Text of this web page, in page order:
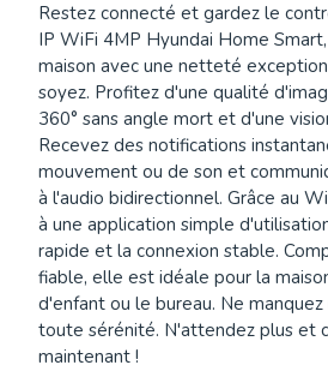
Restez connecté et gardez le
IP WiFi 4MP Hyundai Home
maison avec une netteté
soyez. Profitez d'une qualité
360° sans angle mort et d'une
Recevez des notifications
mouvement ou de son et
à l'audio bidirectionnel. Grâce au
à une application simple
rapide et la connexion stable.
fiable, elle est idéale pour la
d'enfant ou le bureau. Ne
toute sérénité. N'attendez plus et
maintenant !